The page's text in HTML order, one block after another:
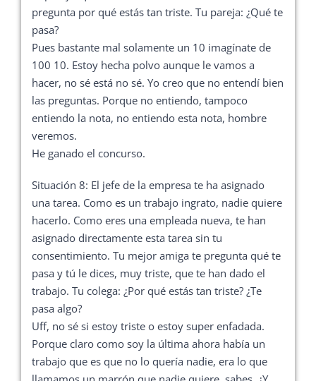
pregunta por qué estás tan triste. Tu pareja: ¿Qué te
pasa?
Pues bastante mal solamente un 10 imagínate de
100 10. Estoy hecha polvo aunque le vamos a
hacer, no sé está no sé. Yo creo que no entendí bien
las preguntas. Porque no entiendo, tampoco
entiendo la nota, no entiendo esta nota, hombre
veremos.
He ganado el concurso.
Situación 8: El jefe de la empresa te ha asignado
una tarea. Como es un trabajo ingrato, nadie quiere
hacerlo. Como eres una empleada nueva, te han
asignado directamente esta tarea sin tu
consentimiento. Tu mejor amiga te pregunta qué te
pasa y tú le dices, muy triste, que te han dado el
trabajo. Tu colega: ¿Por qué estás tan triste? ¿Te
pasa algo?​
Uff, no sé si estoy triste o estoy super enfadada.
Porque claro como soy la última ahora había un
trabajo que es que no lo quería nadie, era lo que